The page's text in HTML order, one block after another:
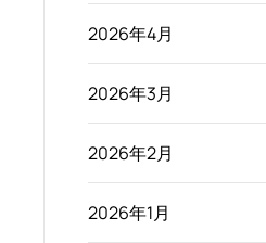
2026年4月
2026年3月
2026年2月
2026年1月